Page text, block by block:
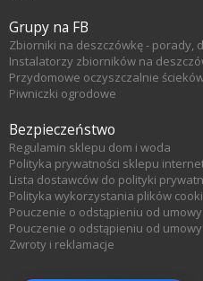
Grupy na FB
Zbiorniki na deszczówkę - porady,
Instalatorzy zbiorników na
Przydomowe oczyszczalnie
Piwniczki ogrodowe
Bezpieczeństwo
Regulamin sklepu dom i woda
Polityka prywatności sklepu
Lista dostawców do polityki
Polityka wykorzystania plików
Pouczenie o odstąpieniu od
Pouczenie o odstąpieniu od
Zwroty i reklamacje